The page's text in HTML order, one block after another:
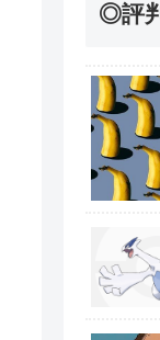
◎評